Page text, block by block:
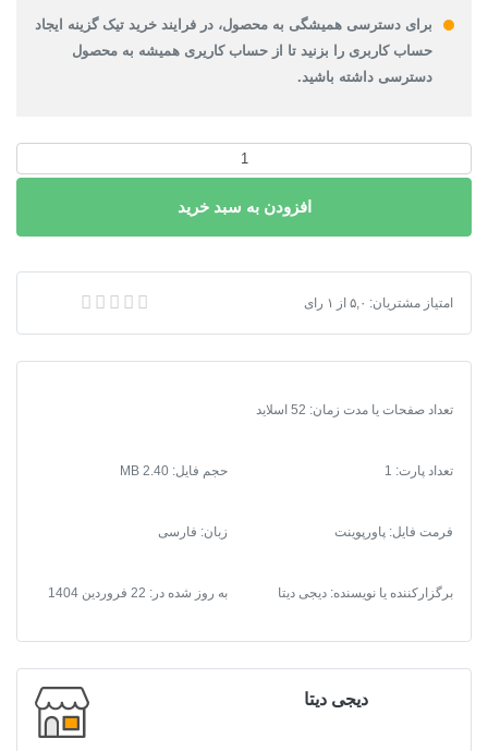
برای دسترسی همیشگی به محصول، در فرایند خرید تیک گزینه ایجاد
حساب کاربری را بزنید تا از حساب کاریری همیشه به محصول
دسترسی داشته باشید.
مبانی
روشهای
راهبردی
شهر
تهران
افزودن به سبد خرید
پاورپوینت مبانی و روشهای طرح ساختاری-راهبردی شهر تهران
امتیاز مشتریان: ۵,۰ از ۱ رای
تعداد صفحات یا مدت زمان: 52 اسلاید
تعداد پارت: 1 حجم فایل: 2.40 MB
فرمت فایل: پاورپوینت زبان: فارسی
برگزارکننده یا نویسنده: دیجی دیتا به روز شده در: 22 فروردین 1404
دیجی دیتا